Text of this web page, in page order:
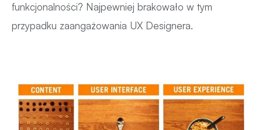
funkcjonalności? Najpewniej brakowało w tym
przypadku zaangażowania UX Designera.